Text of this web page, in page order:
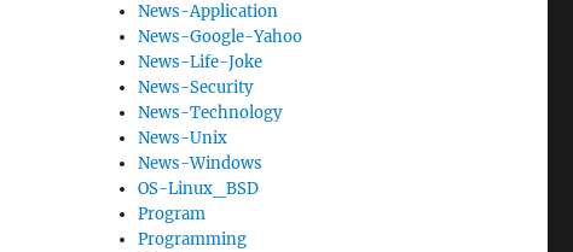
News-Application
News-Google-Yahoo
News-Life-Joke
News-Security
News-Technology
News-Unix
News-Windows
OS-Linux_BSD
Program
Programming